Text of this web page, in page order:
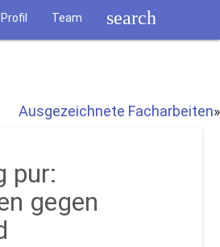
Profil Team search
Ausgezeichnete Facharbeiten»
pur:
gegen